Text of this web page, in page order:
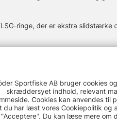
ringe, der er ekstra slidstærke
Sportfiske AB bruger cookies
skræddersyet indhold, relevant
Cookies kan anvendes til
du har læst vores Cookiepolitik og
"Acceptere". Du kan læse mere om